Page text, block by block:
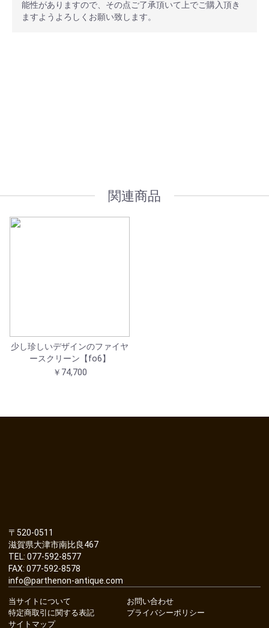
能性がありますので、その点ご了承頂いて上でご購入頂き
ますようよろしくお願い致します。
関連商品
少し珍しいデザインのファイヤ
ースクリーン【fo6】
￥74,700
〒520-0511
滋賀県大津市南比良467
TEL: 077-592-8577
FAX: 077-592-8578
info@parthenon-antique.com
当サイトについて
お問い合わせ
特定商取引に関する表記
プライバシーポリシー
サイトマップ